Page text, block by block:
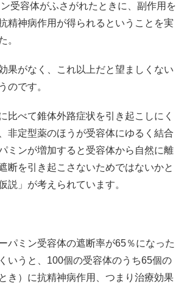
受容体がふさがれたときに、副作用を
精神病作用が得られるということを実
。
果がなく、これ以上だと望ましくない
のです。
比べて錐体外路症状を引き起こしにく
非定型薬のほうが受容体にゆるく結合
ミンが増加すると受容体から自然に離
断を引き起こさないためではないかと
説」が考えられています。
パミン受容体の遮断率が65％になった
いうと、100個の受容体のうち65個の
き）に抗精神病作用、つまり治療効果